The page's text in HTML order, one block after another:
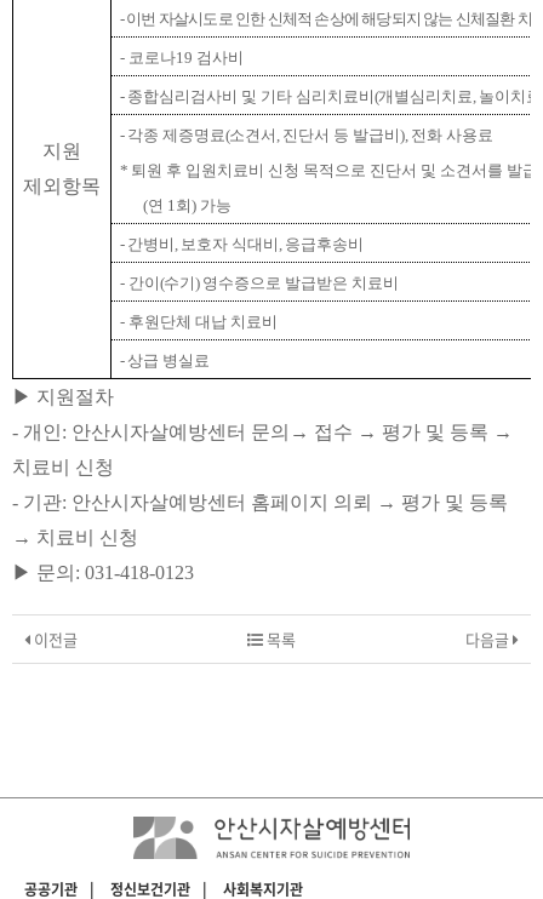
지원
제외항목
-이번 자살시도로 인한 신체적 손상에 해당되지 않는 신체질환 치
- 코로나19 검사비
- 종합심리검사비 및 기타 심리치료비(개별심리치료, 놀이치
- 각종 제증명료(소견서 , 진단서 등 발급비), 전화 사용료
* 퇴원 후 입원치료비 신청 목적으로 진단서 및 소견서를 발
(연 1회) 가능
- 간병비 , 보호자 식대비 , 응급후송비
- 간이(수기) 영수증으로 발급받은 치료비
- 후원단체 대납 치료비
-상급 병실료
▶ 지원절차
- 개인: 안산시자살예방센터 문의 → 접수 → 평가 및 등록 →
치료비 신청
- 기관: 안산시자살예방센터 홈페이지 의뢰 → 평가 및 등록
→ 치료비 신청
▶ 문의: 031-418-0123
이전글 다음글
목록
공공기관 | 정신보건기관 | 사회복지기관